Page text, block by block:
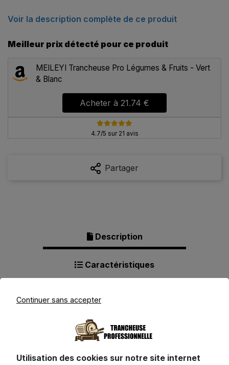
Voir la description complète de ce produit
Meilleur prix détecté pour ce produit
MEILEYI Trancheuse Pro Légumes & Fruits - Vert
& Blanc
Acheter à 21.74 €
4.7/5 sur 21 avis
Partager
Description
Caractéristiques
Continuer sans accepter
Utilisation des cookies sur notre site internet